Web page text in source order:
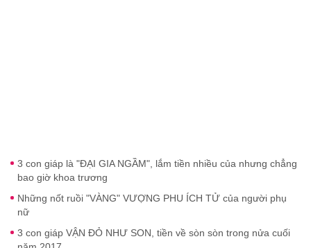
3 con giáp là "ĐẠI GIA NGẦM", lắm tiền nhiều của nhưng chẳng
bao giờ khoa trương
Những nốt ruồi "VÀNG" VƯỢNG PHU ÍCH TỬ của người phụ
nữ
3 con giáp VẬN ĐỎ NHƯ SON, tiền về sòn sòn trong nửa cuối